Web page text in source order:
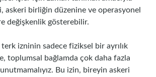
askeri birliğin düzenine ve operasyonel
değişkenlik gösterebilir.
izninin sadece fiziksel bir ayrılık
toplumsal bağlamda çok daha fazla
unutmamalıyız. Bu izin, bireyin askeri